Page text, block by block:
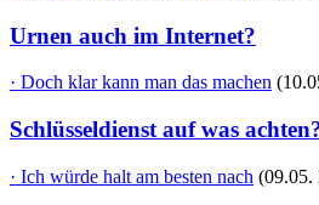
Urnen auch im Internet?
· Doch klar kann man das machen
Schlüsseldienst auf was
· Ich würde halt am besten nach (09.05.